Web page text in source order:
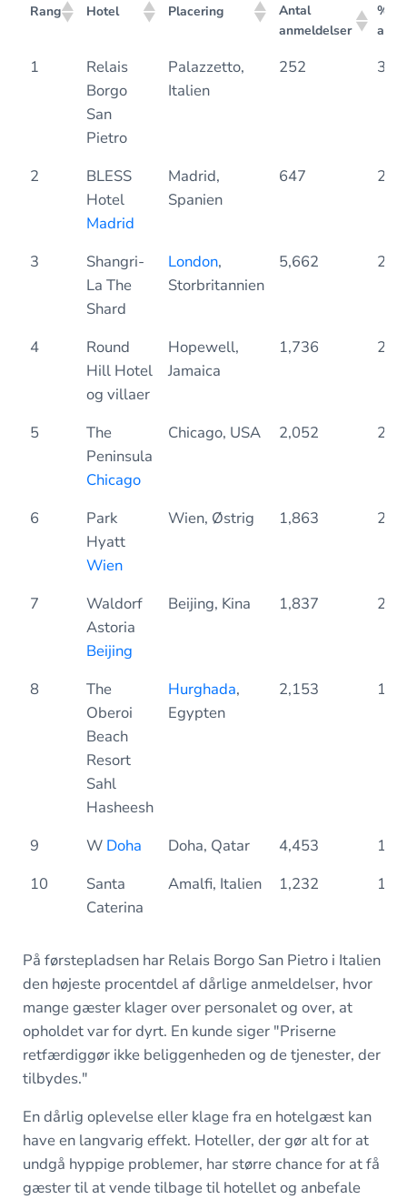
Rang Hotel Placering
Antal
anmeldelser
%
Rang
Hotel Placering
Antal
anmeldelser
%
1
Relais
Borgo
San
Pietro
Palazzetto,
Italien
252
2
BLESS
Hotel
Madrid
Madrid,
Spanien
647
3
Shangri-
La The
Shard
London,
Storbritannien
5,662
4
Round
Hill Hotel
og villaer
Hopewell,
Jamaica
1,736
5
The
Peninsula
Chicago
Chicago, USA 2,052
6
Park
Hyatt
Wien
Wien, Østrig 1,863
7
Waldorf
Astoria
Beijing
Beijing, Kina 1,837
8
The
Oberoi
Beach
Resort
Sahl
Hasheesh
Hurghada,
Egypten
2,153
9 W Doha Doha, Qatar 4,453
10
Santa
Caterina
Amalfi, Italien 1,232
På førstepladsen har Relais Borgo San Pietro i Italien
den højeste procentdel af dårlige anmeldelser, hvor
mange gæster klager over personalet og over, at
opholdet var for dyrt. En kunde siger "Priserne
retfærdiggør ikke beliggenheden og de tjenester, der
tilbydes."
En dårlig oplevelse eller klage fra en hotelgæst kan
have en langvarig effekt. Hoteller, der gør alt for at
undgå hyppige problemer, har større chance for at få
gæster til at vende tilbage til hotellet og anbefale